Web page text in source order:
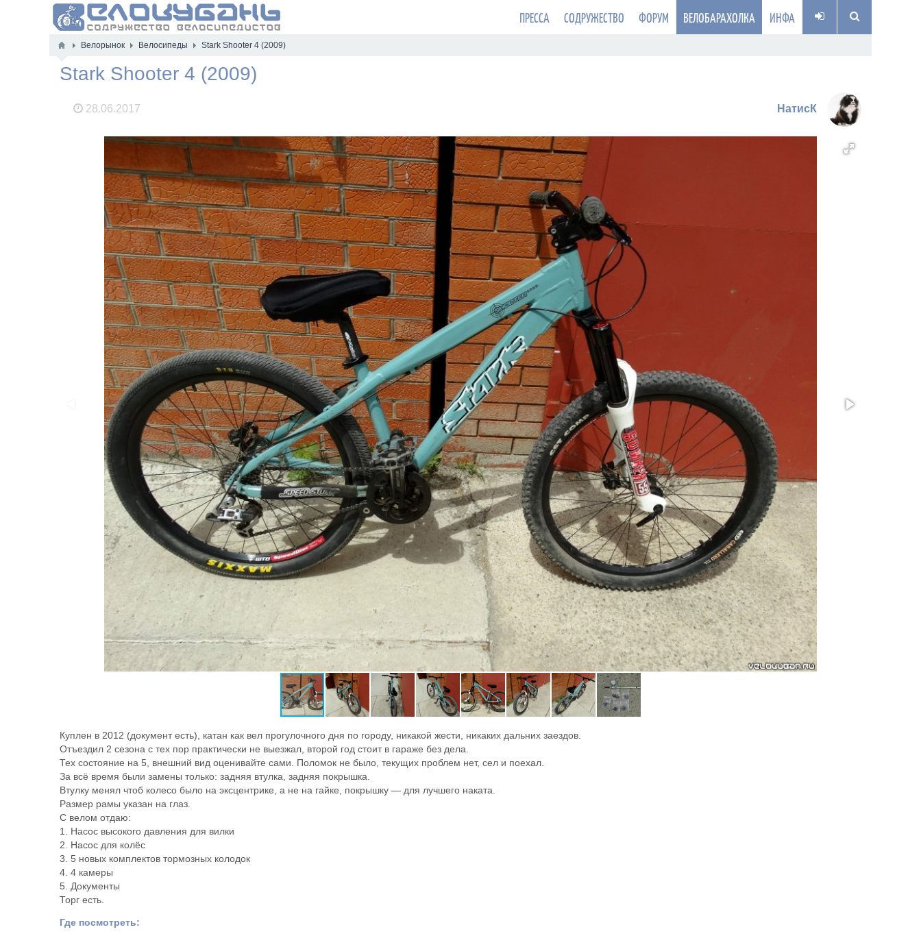
ПРЕССА СОДРУЖЕСТВО ФОРУМ ВЕЛОБАРАХОЛКА ИНФА
Велорынок Велосипеды Stark Shooter 4 (2009)
Stark Shooter 4 (2009)
28.06.2017 НатисК
Куплен в 2012 (документ есть), катан как вел прогулочного дня по городу, никакой жести, никаких дальних заездов.
Отъездил 2 сезона с тех пор практически не выезжал, второй год стоит в гараже без дела.
Тех состояние на 5, внешний вид оценивайте сами. Поломок не было, текущих проблем нет, сел и поехал.
За всё время были замены только: задняя втулка, задняя покрышка.
Втулку менял чтоб колесо было на эксцентрике, а не на гайке, покрышку — для лучшего наката.
Размер рамы указан на глаз.
С велом отдаю:
1. Насос высокого давления для вилки
2. Насос для колёс
3. 5 новых комплектов тормозных колодок
4. 4 камеры
5. Документы
Торг есть.
Где посмотреть: